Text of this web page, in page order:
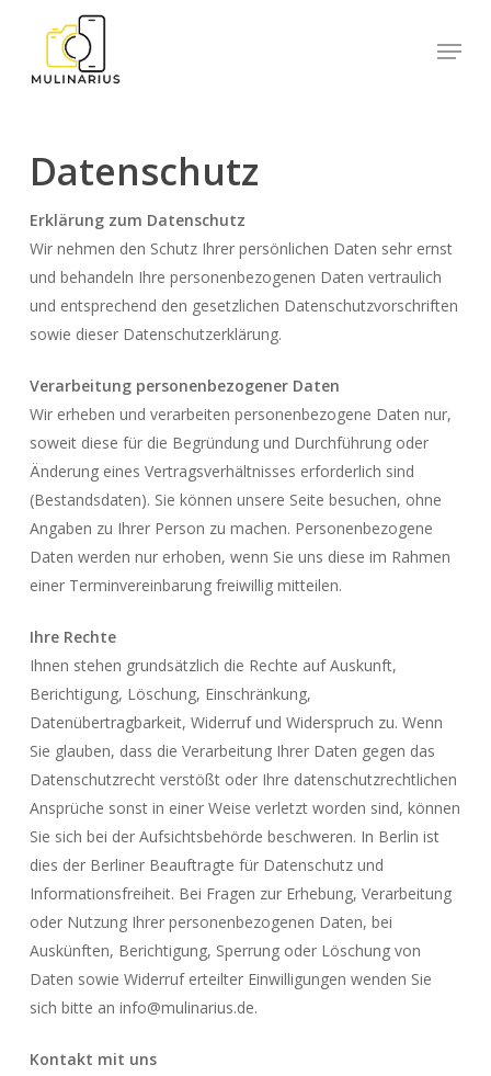
main
Menu
Datenschutz
Erklärung zum Datenschutz
Wir nehmen den Schutz Ihrer persönlichen Daten sehr ernst
und behandeln Ihre personenbezogenen Daten vertraulich
und entsprechend den gesetzlichen Datenschutzvorschriften
sowie dieser Datenschutzerklärung.
Verarbeitung personenbezogener Daten
Wir erheben und verarbeiten personenbezogene Daten nur,
soweit diese für die Begründung und Durchführung oder
Änderung eines Vertragsverhältnisses erforderlich sind
(Bestandsdaten). Sie können unsere Seite besuchen, ohne
Angaben zu Ihrer Person zu machen. Personenbezogene
Daten werden nur erhoben, wenn Sie uns diese im Rahmen
einer Terminvereinbarung freiwillig mitteilen.
Ihre Rechte
Ihnen stehen grundsätzlich die Rechte auf Auskunft,
Berichtigung, Löschung, Einschränkung,
Datenübertragbarkeit, Widerruf und Widerspruch zu. Wenn
Sie glauben, dass die Verarbeitung Ihrer Daten gegen das
Datenschutzrecht verstößt oder Ihre datenschutzrechtlichen
Ansprüche sonst in einer Weise verletzt worden sind, können
Sie sich bei der Aufsichtsbehörde beschweren. In Berlin ist
dies der Berliner Beauftragte für Datenschutz und
Informationsfreiheit. Bei Fragen zur Erhebung, Verarbeitung
oder Nutzung Ihrer personenbezogenen Daten, bei
Auskünften, Berichtigung, Sperrung oder Löschung von
Daten sowie Widerruf erteilter Einwilligungen wenden Sie
sich bitte an info@mulinarius.de.
Kontakt mit uns